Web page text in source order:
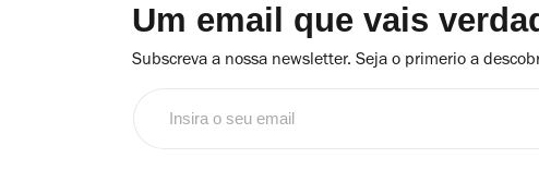
Um email que vais
Subscreva a nossa newsletter. Seja o primerio a